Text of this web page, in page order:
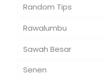
Random Tips
Rawalumbu
Sawah Besar
Senen